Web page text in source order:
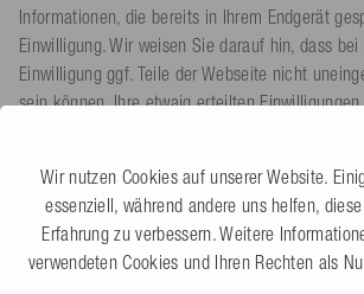
Informationen, die bereits in Ihrem Endgerät
Einwilligung. Wir weisen Sie darauf hin, dass
Einwilligung ggf. Teile der Webseite nicht
sein können. Ihre etwaig erteilten
Etwaig nachgelagerte
und weitere Technologien
Wir nutzen Cookies auf unserer Website.
essenziell, während andere uns helfen,
Erfahrung zu verbessern. Weitere
verwendeten Cookies und Ihren Rechten als